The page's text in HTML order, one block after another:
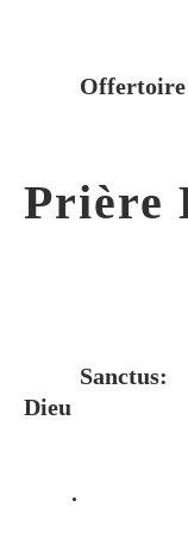
Offertoire
Prière
Sanctus:
Dieu
.